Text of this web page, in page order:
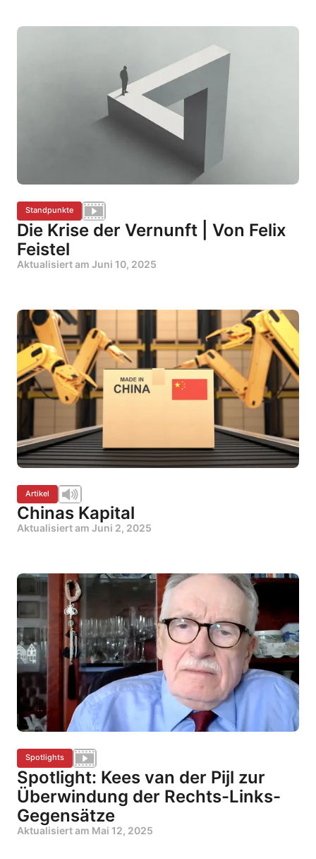
Standpunkte
Die Krise der Vernunft | Von Felix
Feistel
Aktualisiert am Juni 10, 2025
Artikel
Chinas Kapital
Aktualisiert am Juni 2, 2025
Spotlights
Spotlight: Kees van der Pijl zur
Überwindung der Rechts-Links-
Gegensätze
Aktualisiert am Mai 12, 2025